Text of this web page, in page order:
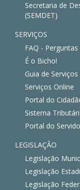
Secretaria de
(SEMDET)
SERVIÇOS
FAQ -
É o Bicho!
Guia de Serviços
Serviços Online
Portal do
Sistema
Portal do
LEGISLAÇÃO
Legislação
Legislação
Legislação